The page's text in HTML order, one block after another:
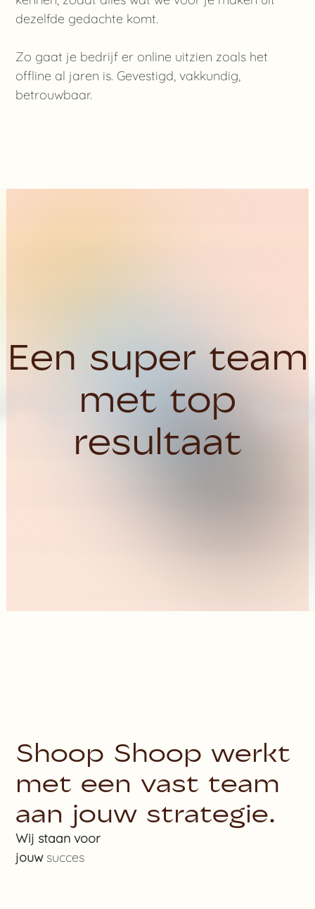
dezelfde gedachte komt.
Zo gaat je bedrijf er online uitzien zoals het
offline al jaren is. Gevestigd, vakkundig,
betrouwbaar.
Een super team
met top
resultaat
Shoop Shoop werkt
met een vast team
aan jouw strategie.
Wij staan voor
jouw succes